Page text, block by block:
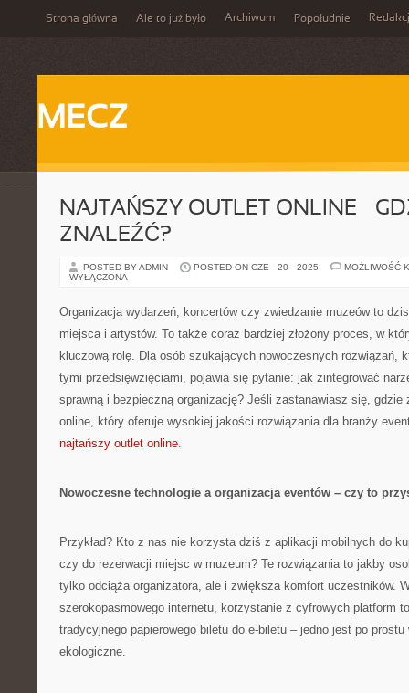
Strona główna Ale to już było Archiwum Popołudnie
MECZ
NAJTAŃSZY OUTLET ONLINE –
ZNALEŹĆ?
POSTED BY ADMIN POSTED ON CZE - 20 - 2025
MOŻLIWOŚĆ
WYŁĄCZONA
Organizacja wydarzeń, koncertów czy zwiedzanie muzeów to
miejsca i artystów. To także coraz bardziej złożony proces, w
kluczową rolę. Dla osób szukających nowoczesnych rozwiązań,
tymi przedsięwzięciami, pojawia się pytanie: jak zintegrować
sprawną i bezpieczną organizację? Jeśli zastanawiasz się, gdzie
online, który oferuje wysokiej jakości rozwiązania dla branży
najtańszy outlet online.
Nowoczesne technologie a organizacja eventów – czy to
Przykład? Kto z nas nie korzysta dziś z aplikacji mobilnych do
czy do rezerwacji miejsc w muzeum? Te rozwiązania to jakby
tylko odciąża organizatora, ale i zwiększa komfort uczestników.
szerokopasmowego internetu, korzystanie z cyfrowych platform
tradycyjnego papierowego biletu do e-biletu – jedno jest po
ekologiczne.